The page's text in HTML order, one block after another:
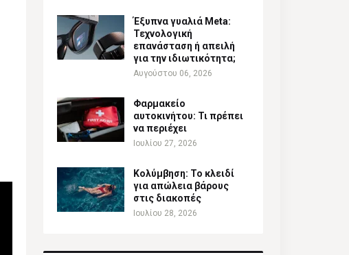
Έξυπνα γυαλιά Meta:
Τεχνολογική
επανάσταση ή απειλή
για την ιδιωτικότητα;
Αυγούστου 06, 2026
Φαρμακείο
αυτοκινήτου: Τι πρέπει
να περιέχει
Ιουλίου 27, 2026
Κολύμβηση: Το κλειδί
για απώλεια βάρους
στις διακοπές
Ιουλίου 28, 2026